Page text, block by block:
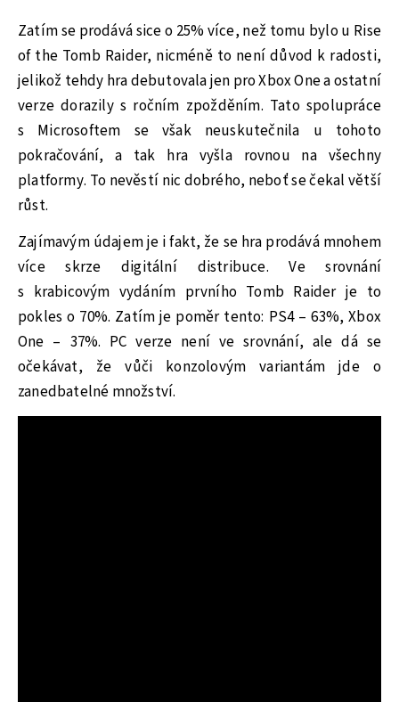
Zatím se prodává sice o 25% více, než tomu bylo u Rise
of the Tomb Raider, nicméně to není důvod k radosti,
jelikož tehdy hra debutovala jen pro Xbox One a ostatní
verze dorazily s ročním zpožděním. Tato spolupráce
s Microsoftem se však neuskutečnila u tohoto
pokračování, a tak hra vyšla rovnou na všechny
platformy. To nevěstí nic dobrého, neboť se čekal větší
růst.
Zajímavým údajem je i fakt, že se hra prodává mnohem
více skrze digitální distribuce. Ve srovnání
s krabicovým vydáním prvního Tomb Raider je to
pokles o 70%. Zatím je poměr tento: PS4 – 63%, Xbox
One – 37%. PC verze není ve srovnání, ale dá se
očekávat, že vůči konzolovým variantám jde o
zanedbatelné množství.